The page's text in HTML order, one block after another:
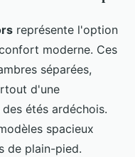
représente l'option
moderne. Ces
séparées,
d'une
étés ardéchois.
spacieux
de plain-pied.